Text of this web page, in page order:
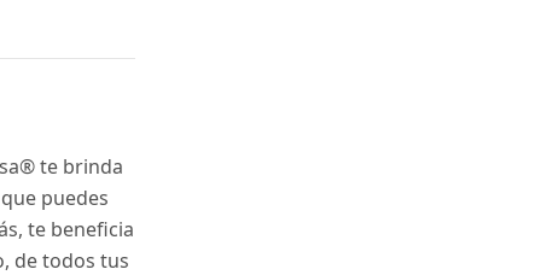
te brinda
puedes
te beneficia
de todos tus